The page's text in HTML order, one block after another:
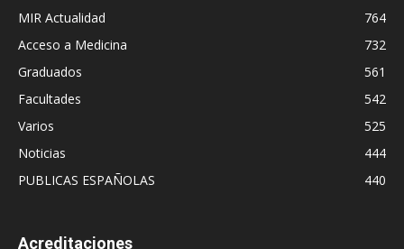
MIR Actualidad
764
Acceso a Medicina
732
Graduados
561
Facultades
542
Varios
525
Noticias
444
PUBLICAS ESPAÑOLAS
440
Acreditaciones